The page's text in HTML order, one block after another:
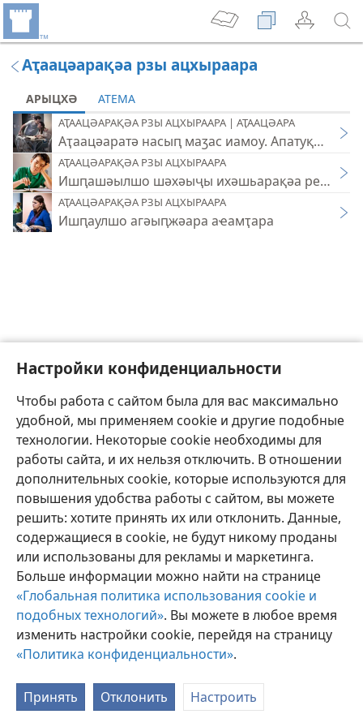
Настройки конфиденциальности
Чтобы работа с сайтом была для вас максимально
удобной, мы применяем cookie и другие подобные
технологии. Некоторые cookie необходимы для
работы сайта, и их нельзя отключить. В отношении
дополнительных cookie, которые используются для
повышения удобства работы с сайтом, вы можете
решить: хотите принять их или отклонить. Данные,
содержащиеся в cookie, не будут никому проданы
или использованы для рекламы и маркетинга.
Больше информации можно найти на странице
«Глобальная политика использования cookie и
подобных технологий». Вы можете в любое время
изменить настройки cookie, перейдя на страницу
«Политика конфиденциальности».
Принять Отклонить Настроить
Аҭаацәарақәа рзы ацхыраара
АРЫЦХӘ АТЕМА
АҬААЦӘАРАҚӘА РЗЫ АЦХЫРААРА | АҬААЦӘАРА
Аҭаацәаратә насыԥ маӡас иамоу.
АҬААЦӘАРАҚӘА РЗЫ АЦХЫРААРА
Ишԥашәылшо шәхәыҷы ихәшьарақәа
АҬААЦӘАРАҚӘА РЗЫ АЦХЫРААРА
Ишԥаулшо агәыԥжәара аҽамҭара
Егьырҭ рзышьҭра
Copyright© 2026 Watch Tower Bible and Tract Society of Pennsylvania
Ахархәаразы аԥҟарақәа
Амаӡара аполитика
Амаӡара архиарақәа
JW.ORG Аҭалара